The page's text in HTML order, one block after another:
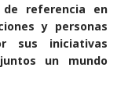
de referencia en
y personas
sus iniciativas
un mundo